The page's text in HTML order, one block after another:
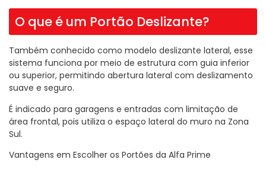
O que é um Portão Deslizante?
Também conhecido como modelo deslizante lateral, esse
sistema funciona por meio de estrutura com guia inferior
ou superior, permitindo abertura lateral com deslizamento
suave e seguro.
É indicado para garagens e entradas com limitação de
área frontal, pois utiliza o espaço lateral do muro na Zona
Sul.
Vantagens em Escolher os Portões da Alfa Prime